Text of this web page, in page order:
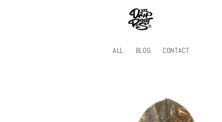
ALL BLOG CONTACT